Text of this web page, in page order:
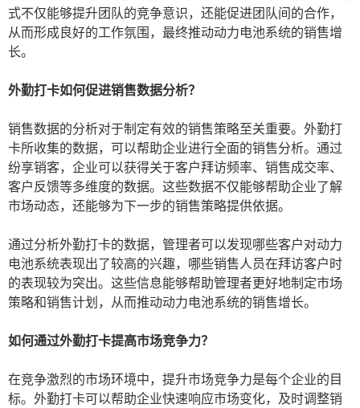
式不仅能够提升团队的竞争意识，还能促进团队间的合作，
从而形成良好的工作氛围，最终推动动力电池系统的销售增
长。
外勤打卡如何促进销售数据分析？
销售数据的分析对于制定有效的销售策略至关重要。外勤打
卡所收集的数据，可以帮助企业进行全面的销售分析。通过
纷享销客，企业可以获得关于客户拜访频率、销售成交率、
客户反馈等多维度的数据。这些数据不仅能够帮助企业了解
市场动态，还能够为下一步的销售策略提供依据。
通过分析外勤打卡的数据，管理者可以发现哪些客户对动力
电池系统表现出了较高的兴趣，哪些销售人员在拜访客户时
的表现较为突出。这些信息能够帮助管理者更好地制定市场
策略和销售计划，从而推动动力电池系统的销售增长。
如何通过外勤打卡提高市场竞争力？
在竞争激烈的市场环境中，提升市场竞争力是每个企业的目
标。外勤打卡可以帮助企业快速响应市场变化，及时调整销